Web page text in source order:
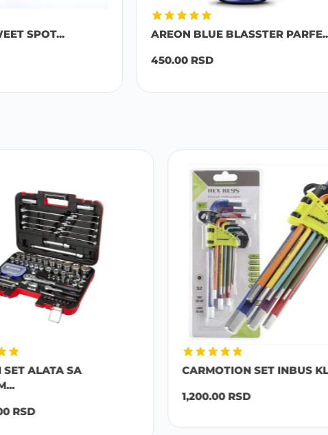
SPOT...
AREON BLUE BLASSTER
450.00 RSD
SA
CARMOTION SET INBUS KLJUC...
1,200.00RSD